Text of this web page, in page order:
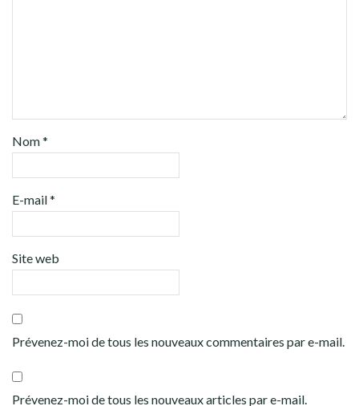
Nom*
E-mail*
Site web
Prévenez-moi de tous les nouveaux commentaires par e-mail.
Prévenez-moi de tous les nouveaux articles par e-mail.